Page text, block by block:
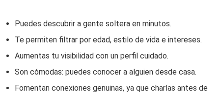
Puedes descubrir a gente soltera en minutos.
Te permiten filtrar por edad, estilo de vida e intereses.
Aumentas tu visibilidad con un perfil cuidado.
Son cómodas: puedes conocer a alguien desde casa.
Fomentan conexiones genuinas, ya que charlas antes de